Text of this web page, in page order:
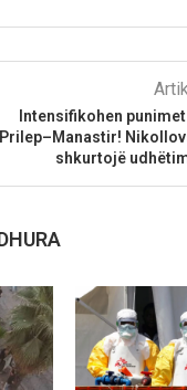
Intensifikohen
Prilep–Manastir!
shkurtojë